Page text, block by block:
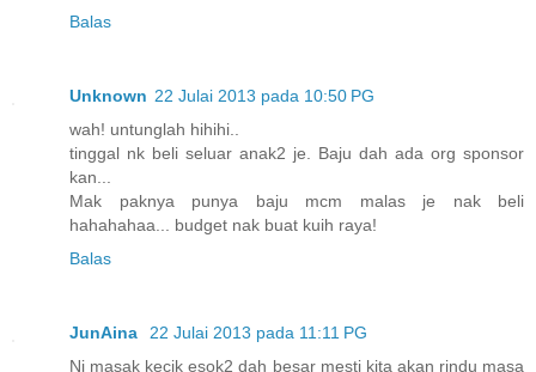
Balas
Unknown 22 Julai 2013 pada 10:50 PG
wah! untunglah hihihi..
tinggal nk beli seluar anak2 je. Baju dah ada org sponsor
kan...
Mak paknya punya baju mcm malas je nak beli
hahahahaa... budget nak buat kuih raya!
Balas
JunAina
22 Julai 2013 pada 11:11 PG
Ni masak kecik esok2 dah besar mesti kita akan rindu masa